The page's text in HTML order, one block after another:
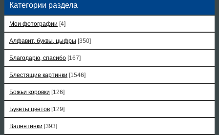
Категории раздела
Мои фотографии [4]
Алфавит, буквы, цыфры [350]
Благодарю, спасибо [167]
Блестящие картинки [1546]
Божьи коровки [126]
Букеты цветов [129]
Валентинки [393]